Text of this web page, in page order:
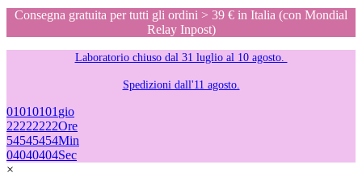
Consegna gratuita per tutti gli ordini > 39 € in Italia (con Mondial
Relay Inpost)
Laboratorio chiuso dal 31 luglio al 10 agosto.
Spedizioni dall'11 agosto.
01010101 gio
22222222Ore
54545454Min
04040404Sec
×